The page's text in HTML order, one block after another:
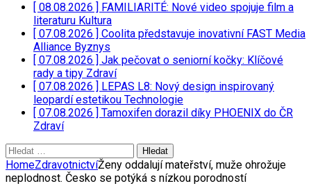
[ 08.08.2026 ] FAMILIARITÉ: Nové video spojuje film a
literaturu Kultura
[ 07.08.2026 ] Coolita představuje inovativní FAST Media
Alliance Byznys
[ 07.08.2026 ] Jak pečovat o seniorní kočky: Klíčové
rady a tipy Zdraví
[ 07.08.2026 ] LEPAS L8: Nový design inspirovaný
leopardí estetikou Technologie
[ 07.08.2026 ] Tamoxifen dorazil díky PHOENIX do ČR
Zdraví
Vyhledávání
HomeZdravotnictvíŽeny oddalují mateřství, muže ohrožuje
neplodnost. Česko se potýká s nízkou porodností